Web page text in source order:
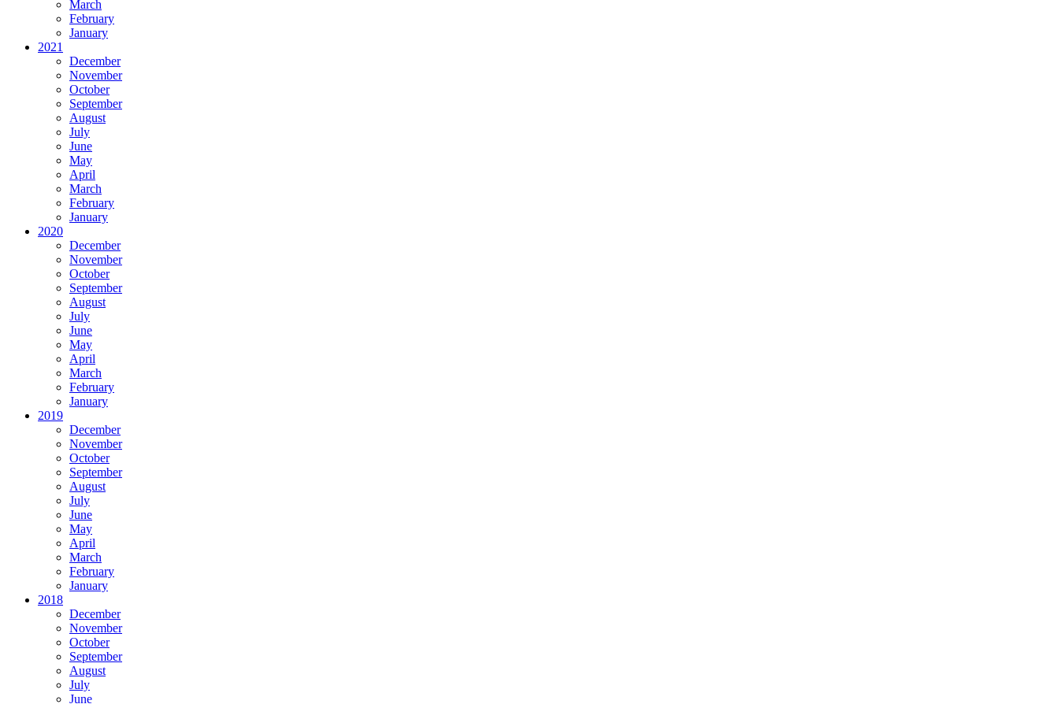
March
February
January
2021
December
November
October
September
August
July
June
May
April
March
February
January
2020
December
November
October
September
August
July
June
May
April
March
February
January
2019
December
November
October
September
August
July
June
May
April
March
February
January
2018
December
November
October
September
August
July
June